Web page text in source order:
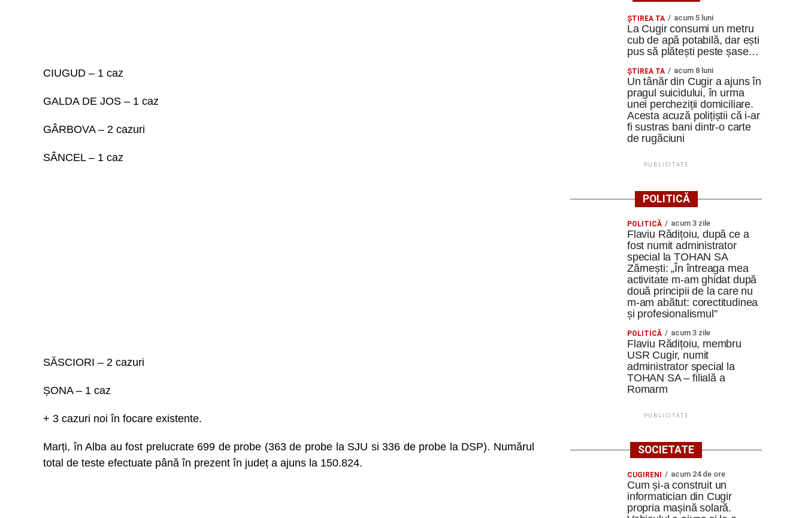
CIUGUD – 1 caz
GALDA DE JOS – 1 caz
GÂRBOVA – 2 cazuri
SÂNCEL – 1 caz
SĂSCIORI – 2 cazuri
ȘONA – 1 caz
+ 3 cazuri noi în focare existente.
Marți, în Alba au fost prelucrate 699 de probe (363 de probe la SJU si 336 de probe la DSP). Numărul
total de teste efectuate până în prezent în județ a ajuns la 150.824.
ȘTIREA TA acum 5 luni
La Cugir consumi un metru
cub de apă potabilă, dar ești
pus să plătești peste șase…
ȘTIREA TA acum 8 luni
Un tânăr din Cugir a ajuns în
pragul suicidului, în urma
unei percheziții domiciliare.
Acesta acuză polițiștii că i-ar
fi sustras bani dintr-o carte
de rugăciuni
PUBLICITATE
POLITICĂ
POLITICĂ acum 3 zile
Flaviu Rădițoiu, după ce a
fost numit administrator
special la TOHAN SA
Zărnești: „În întreaga mea
activitate m-am ghidat după
două principii de la care nu
m-am abătut: corectitudinea
și profesionalismul”
POLITICĂ acum 3 zile
Flaviu Rădițoiu, membru
USR Cugir, numit
administrator special la
TOHAN SA – filială a
Romarm
PUBLICITATE
SOCIETATE
CUGIRENI acum 24 de ore
Cum și-a construit un
informatician din Cugir
propria mașină solară.